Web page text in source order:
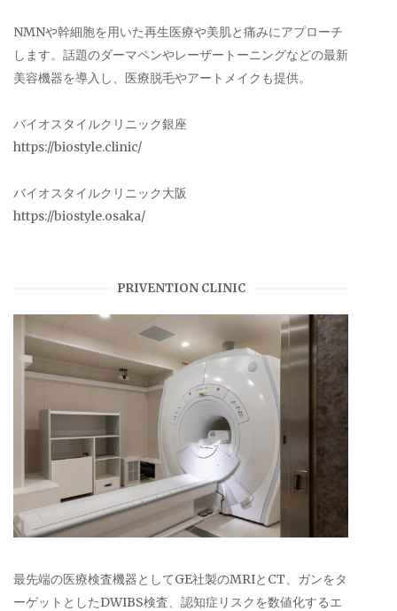
NMNや幹細胞を用いた再生医療や美肌と痛みにアプローチ
します。話題のダーマペンやレーザートーニングなどの最新
美容機器を導入し、医療脱毛やアートメイクも提供。
バイオスタイルクリニック銀座
https://biostyle.clinic/
バイオスタイルクリニック大阪
https://biostyle.osaka/
PRIVENTION CLINIC
最先端の医療検査機器としてGE社製のMRIとCT、ガンをタ
ーゲットとしたDWIBS検査、認知症リスクを数値化するエ